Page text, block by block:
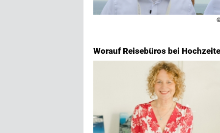
Worauf Reisebüros bei